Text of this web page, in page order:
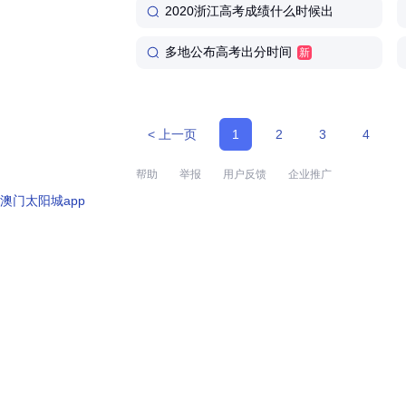
2020浙江高考成绩什么时候出
多地公布高考出分时间 新
< 上一页 1 2 3 4
帮助 举报 用户反馈 企业推广
澳门太阳城app